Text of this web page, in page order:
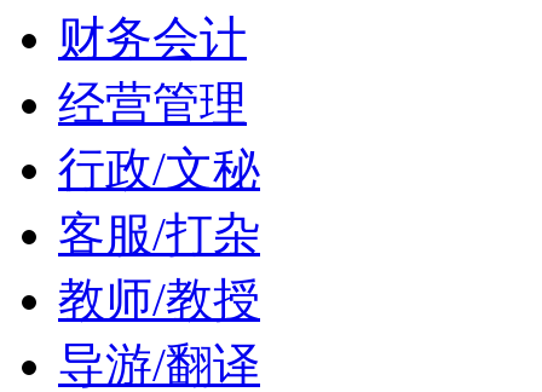
财务会计
经营管理
行政/文秘
客服/打杂
教师/教授
导游/翻译